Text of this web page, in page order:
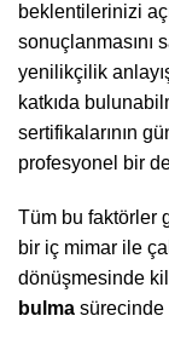
beklentilerinizi
sonuçlanmasını
yenilikçilik
katkıda
sertifikalarının
profesyonel bir
Tüm bu faktörler
bir iç mimar ile
dönüşmesinde
bulma sürecinde